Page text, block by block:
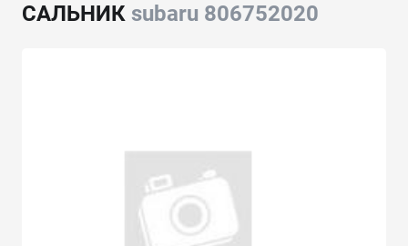
САЛЬНИК subaru 806752020